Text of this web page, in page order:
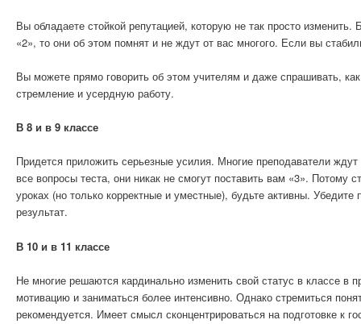
Вы обладаете стойкой репутацией, которую не так просто
«2», то они об этом помнят и не ждут от вас многого. Если вы
Вы можете прямо говорить об этом учителям и даже спрашивать,
стремление и усердную работу.
В 8 и в 9 классе
Придется приложить серьезные усилия. Многие преподаватели
все вопросы теста, они никак не смогут поставить вам «3». Потому
уроках (но только корректные и уместные), будьте активны.
результат.
В 10 и в 11 классе
Не многие решаются кардинально изменить свой статус в классе
мотивацию и заниматься более интенсивно. Однако стремиться
рекомендуется. Имеет смысл сконцентрироваться на подготовке к